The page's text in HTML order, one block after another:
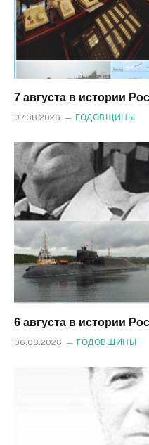
7 августа в истории
07.08.2026 ГОДОВЩИНЫ
6 августа в истории
06.08.2026 ГОДОВЩИНЫ